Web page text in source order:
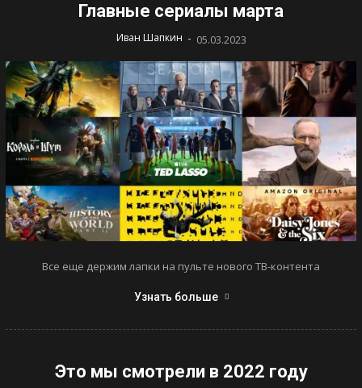
Главные сериалы марта
Иван Шапкин - 05.03.2023
Все еще держим лапки на пульте нового ТВ-контента
Узнать больше
Это мы смотрели в 2022 году